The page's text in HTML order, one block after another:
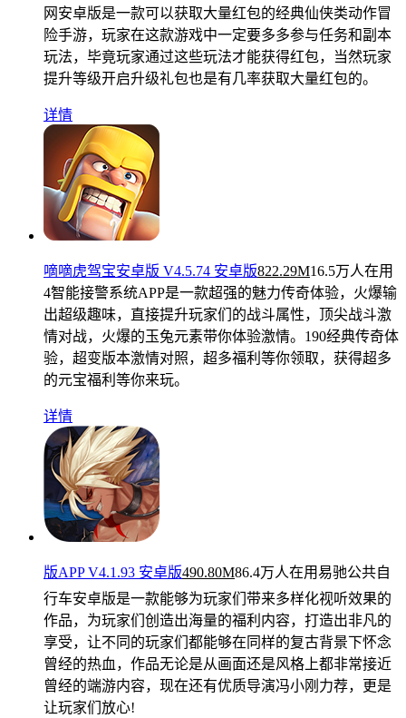
网安卓版是一款可以获取大量红包的经典仙侠类动作冒
险手游，玩家在这款游戏中一定要多多参与任务和副本
玩法，毕竟玩家通过这些玩法才能获得红包，当然玩家
提升等级开启升级礼包也是有几率获取大量红包的。
详情
嘀嘀虎驾宝安卓版 V4.5.74 安卓版822.29M16.5万人在用
4智能接警系统APP是一款超强的魅力传奇体验，火爆输
出超级趣味，直接提升玩家们的战斗属性，顶尖战斗激
情对战，火爆的玉兔元素带你体验激情。190经典传奇体
验，超变版本激情对照，超多福利等你领取，获得超多
的元宝福利等你来玩。
详情
版APP V4.1.93 安卓版490.80M86.4万人在用易驰公共自
行车安卓版是一款能够为玩家们带来多样化视听效果的
作品，为玩家们创造出海量的福利内容，打造出非凡的
享受，让不同的玩家们都能够在同样的复古背景下怀念
曾经的热血，作品无论是从画面还是风格上都非常接近
曾经的端游内容，现在还有优质导演冯小刚力荐，更是
让玩家们放心!